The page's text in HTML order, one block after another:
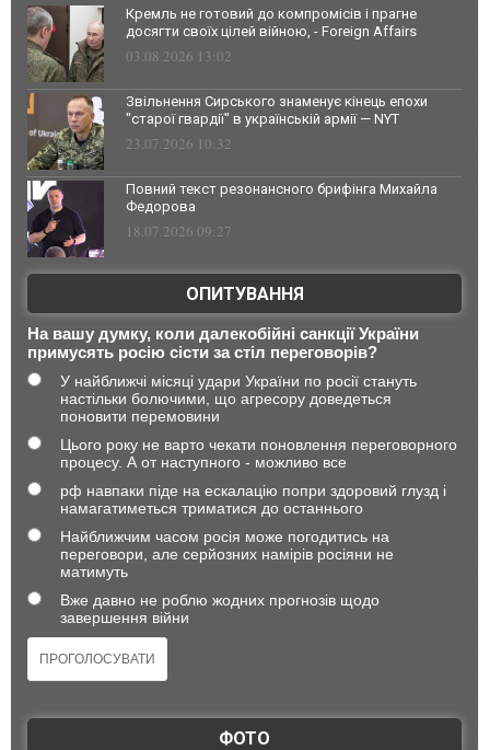
Кремль не готовий до компромісів і прагне
досягти своїх цілей війною, - Foreign Affairs
03.08.2026 13:02
Звільнення Сирського знаменує кінець епохи
"старої гвардії" в українській армії — NYT
23.07.2026 10:32
Повний текст резонансного брифінга Михайла
Федорова
18.07.2026 09:27
ОПИТУВАННЯ
На вашу думку, коли далекобійні санкції України
примусять росію сісти за стіл переговорів?
У найближчі місяці удари України по росії стануть
настільки болючими, що агресору доведеться
поновити перемовини
Цього року не варто чекати поновлення переговорного
процесу. А от наступного - можливо все
рф навпаки піде на ескалацію попри здоровий глузд і
намагатиметься триматися до останнього
Найближчим часом росія може погодитись на
переговори, але серйозних намірів росіяни не
матимуть
Вже давно не роблю жодних прогнозів щодо
завершення війни
ФОТО